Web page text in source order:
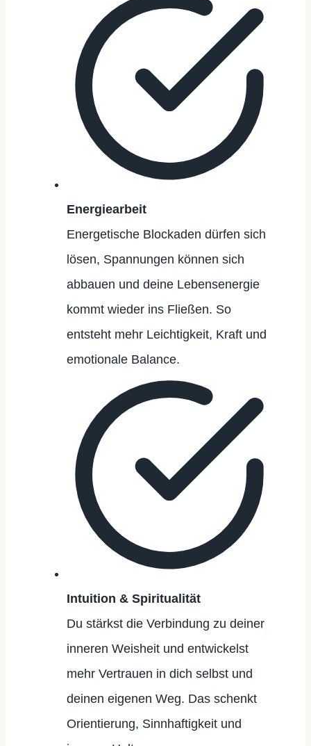
Energiearbeit
Energetische Blockaden dürfen sich
lösen, Spannungen können sich
abbauen und deine Lebensenergie
kommt wieder ins Fließen. So
entsteht mehr Leichtigkeit, Kraft und
emotionale Balance.
Intuition & Spiritualität
Du stärkst die Verbindung zu deiner
inneren Weisheit und entwickelst
mehr Vertrauen in dich selbst und
deinen eigenen Weg. Das schenkt
Orientierung, Sinnhaftigkeit und